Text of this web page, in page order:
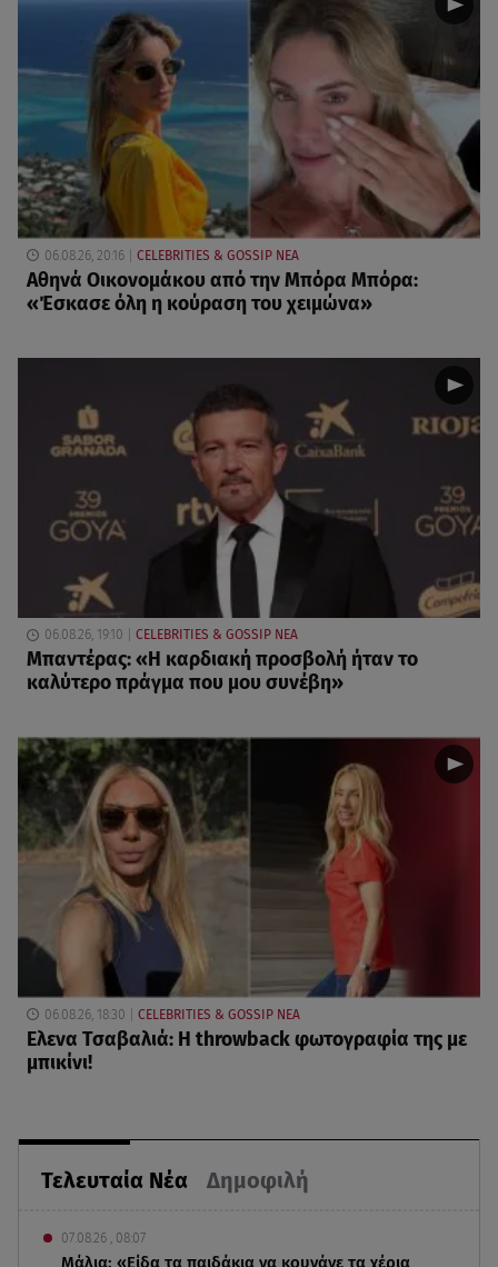
Τελευταία Νέα Δημοφιλή
07.08.26 , 08:07
Μάλια: «Είδα τα παιδάκια να κουνάνε τα χέρια
06.08.26, 20:16 CELEBRITIES & GOSSIP ΝΕΑ
Αθηνά Οικονομάκου από την Μπόρα Μπόρα:
«Έσκασε όλη η κούραση του χειμώνα»
06.08.26, 19:10 CELEBRITIES & GOSSIP ΝΕΑ
Μπαντέρας: «Η καρδιακή προσβολή ήταν το
καλύτερο πράγμα που μου συνέβη»
06.08.26, 18:30 CELEBRITIES & GOSSIP ΝΕΑ
Ελενα Τσαβαλιά: Η throwback φωτογραφία της με
μπικίνι!